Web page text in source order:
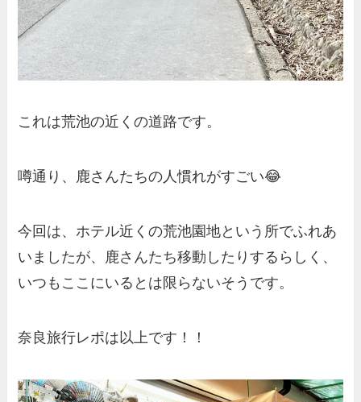
これは荒池の近くの道路です。
噂通り、鹿さんたちの人慣れがすごい😂
今回は、ホテル近くの荒池園地という所でふれあ
いましたが、鹿さんたち移動したりするらしく、
いつもここにいるとは限らないそうです。
奈良旅行レポは以上です！！